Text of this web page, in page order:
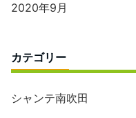
2020年9月
カテゴリー
シャンテ南吹田